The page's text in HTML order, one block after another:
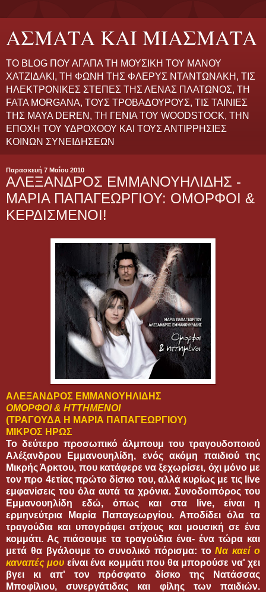
ΑΣΜΑΤΑ ΚΑΙ ΜΙΑΣΜΑΤΑ
ΤΟ BLOG ΠΟΥ ΑΓΑΠΑ ΤΗ ΜΟΥΣΙΚΗ ΤΟΥ ΜΑΝΟΥ
ΧΑΤΖΙΔΑΚΙ, ΤΗ ΦΩΝΗ ΤΗΣ ΦΛΕΡΥΣ ΝΤΑΝΤΩΝΑΚΗ, ΤΙΣ
ΗΛΕΚΤΡΟΝΙΚΕΣ ΣΤΕΠΕΣ ΤΗΣ ΛΕΝΑΣ ΠΛΑΤΩΝΟΣ, ΤΗ
FATA MORGANA, ΤΟΥΣ ΤΡΟΒΑΔΟΥΡΟΥΣ, ΤΙΣ ΤΑΙΝΙΕΣ
ΤΗΣ MAYA DEREN, ΤΗ ΓΕΝΙΑ ΤΟΥ WOODSTOCK, ΤΗΝ
ΕΠΟΧΗ ΤΟΥ ΥΔΡΟΧΟΟΥ ΚΑΙ ΤΟΥΣ ΑΝΤΙΡΡΗΣΙΕΣ
ΚΟΙΝΩΝ ΣΥΝΕΙΔΗΣΕΩΝ
Παρασκευή 7 Μαΐου 2010
ΑΛΕΞΑΝΔΡΟΣ ΕΜΜΑΝΟΥΗΛΙΔΗΣ -
ΜΑΡΙΑ ΠΑΠΑΓΕΩΡΓΙΟΥ: ΟΜΟΡΦΟΙ &
ΚΕΡΔΙΣΜΕΝΟΙ!
ΑΛΕΞΑΝΔΡΟΣ ΕΜΜΑΝΟΥΗΛΙΔΗΣ
ΟΜΟΡΦΟΙ & ΗΤΤΗΜΕΝΟΙ
(ΤΡΑΓΟΥΔΑ Η ΜΑΡΙΑ ΠΑΠΑΓΕΩΡΓΙΟΥ)
ΜΙΚΡΟΣ ΗΡΩΣ
Το δεύτερο προσωπικό άλμπουμ του τραγουδοποιού
Αλέξανδρου Εμμανουηλίδη, ενός ακόμη παιδιού της
Μικρής Άρκτου, που κατάφερε να ξεχωρίσει, όχι μόνο με
τον προ 4ετίας πρώτο δίσκο του, αλλά κυρίως με τις live
εμφανίσεις του όλα αυτά τα χρόνια. Συνοδοιπόρος του
Εμμανουηλίδη εδώ, όπως και στα live, είναι η
ερμηνεύτρια Μαρία Παπαγεωργίου. Αποδίδει όλα τα
τραγούδια και υπογράφει στίχους και μουσική σε ένα
κομμάτι. Ας πιάσουμε τα τραγούδια ένα- ένα τώρα και
μετά θα βγάλουμε το συνολικό πόρισμα: τοΝα καεί ο
καναπές μου είναι ένα κομμάτι που θα μπορούσε να' χει
βγει κι απ' τον πρόσφατο δίσκο της Νατάσσας
Μποφίλιου, συνεργάτιδας και φίλης των παιδιών.